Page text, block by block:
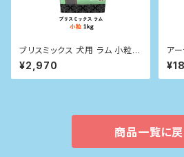
ブリスミックス 犬用 ラム 小粒1k
g
¥2,970
ア
商品一覧に